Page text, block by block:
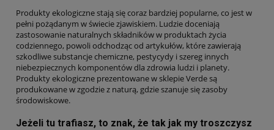
Produkty ekologiczne stają się coraz bardziej popularne, co jest w
pełni pożądanym w świecie zjawiskiem. Ludzie doceniają
zastosowanie naturalnych składników w produktach życia
codziennego, powoli odchodząc od artykułów, które zawierają
szkodliwe substancje chemiczne, pestycydy i szereg innych
niebezpiecznych komponentów dla zdrowia ludzi i planety.
Produkty ekologiczne prezentowane w sklepie Verde są
produkowane w zgodzie z naturą, gdzie szanuje się zasoby
środowiskowe.
Jeżeli tu trafiasz, to znak, że tak jak my troszczysz